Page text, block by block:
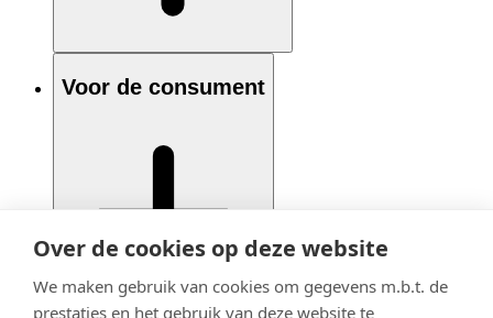
Over de cookies op deze website
We maken gebruik van cookies om gegevens m.b.t. de
prestaties en het gebruik van deze website te
Voor de consument